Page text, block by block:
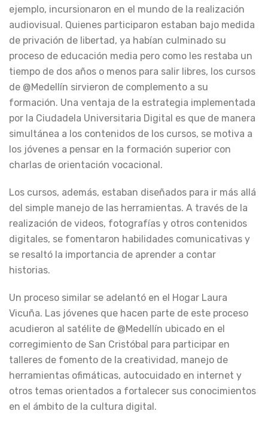
ejemplo, incursionaron en el mundo de la realización
audiovisual. Quienes participaron estaban bajo medida
de privación de libertad, ya habían culminado su
proceso de educación media pero como les restaba un
tiempo de dos años o menos para salir libres, los cursos
de @Medellín sirvieron de complemento a su
formación. Una ventaja de la estrategia implementada
por la Ciudadela Universitaria Digital es que de manera
simultánea a los contenidos de los cursos, se motiva a
los jóvenes a pensar en la formación superior con
charlas de orientación vocacional.
Los cursos, además, estaban diseñados para ir más allá
del simple manejo de las herramientas. A través de la
realización de videos, fotografías y otros contenidos
digitales, se fomentaron habilidades comunicativas y
se resaltó la importancia de aprender a contar
historias.
Un proceso similar se adelantó en el Hogar Laura
Vicuña. Las jóvenes que hacen parte de este proceso
acudieron al satélite de @Medellín ubicado en el
corregimiento de San Cristóbal para participar en
talleres de fomento de la creatividad, manejo de
herramientas ofimáticas, autocuidado en internet y
otros temas orientados a fortalecer sus conocimientos
en el ámbito de la cultura digital.